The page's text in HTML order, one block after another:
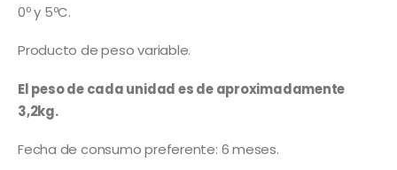
0º y 5ºC.
Producto de peso variable.
El peso de cada unidad es de aproximadamente
3,2kg.
Fecha de consumo preferente: 6 meses.